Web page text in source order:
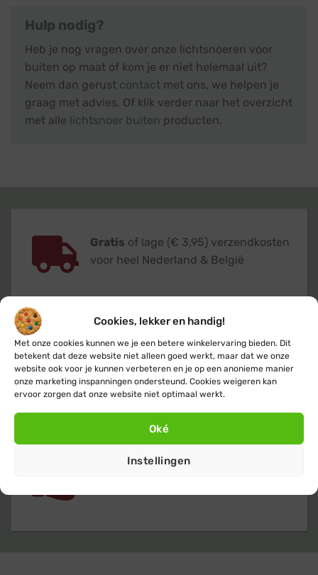
Cookies, lekker en handig!
Met onze cookies kunnen we je een betere winkelervaring bieden. Dit
betekent dat deze website niet alleen goed werkt, maar dat we onze
website ook voor je kunnen verbeteren en je op een anonieme manier
onze marketing inspanningen ondersteund. Cookies weigeren kan
ervoor zorgen dat onze website niet optimaal werkt.
Oké
Instellingen
Hulp nodig?
Heb je nog vragen over onze lichtsnoeren voor
buiten op maat of kom je er niet helemaal uit?
Neem dan gerust contact met ons, we helpen je
graag met advies. Of klik verder naar het overzicht
met alle lichtsnoer buiten producten.
Gratis of lage (€ 3,95) verzendkosten
voor heel Nederland & België
Verzendingbinnen 24 uurop
werkdagen (maandag t/m vrijdag)
Klanten geven ons een 9,4